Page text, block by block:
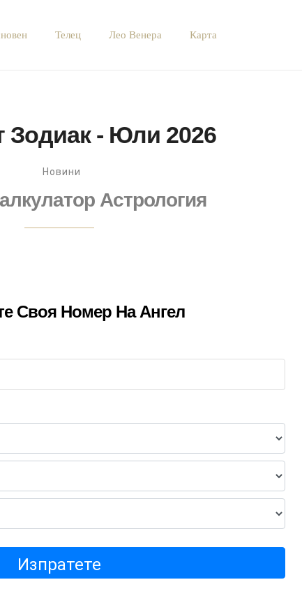
Телец Лео Венера Карта
Зодиак - Юли 2026
Новини
Астрология
Своя Номер На Ангел
Изпратете